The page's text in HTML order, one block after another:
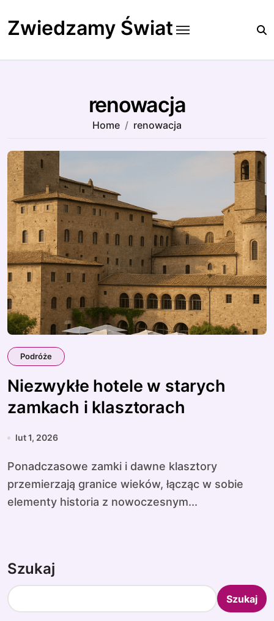
to
content
Zwiedzamy Świat
renowacja
Home renowacja
Podróże
Niezwykłe hotele w starych
zamkach i klasztorach
lut 1, 2026
Ponadczasowe zamki i dawne klasztory
przemierzają granice wieków, łącząc w sobie
elementy historia z nowoczesnym...
Szukaj
Szukaj